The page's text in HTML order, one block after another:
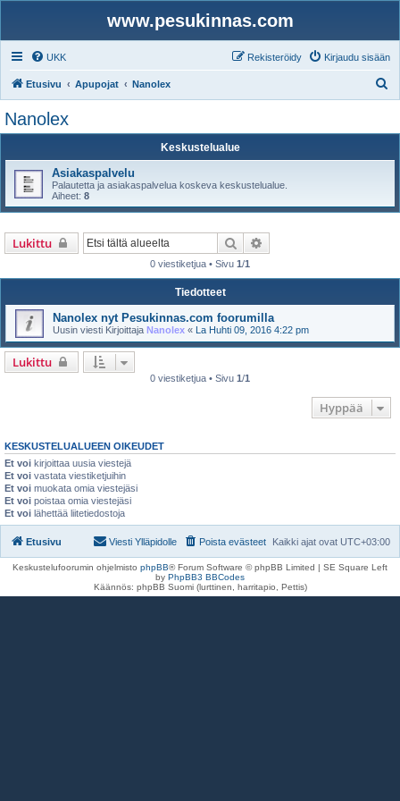
www.pesukinnas.com
UKK Kirjaudu sisään
Rekisteröidy
Etusivu Apupojat Nanolex
Nanolex
Keskustelualue
Asiakaspalvelu
Palautetta ja asiakaspalvelua koskeva keskustelualue.
Aiheet: 8
Lukittu Etsi
0 viestiketjua • Sivu 1/1
Tiedotteet
Nanolex nyt Pesukinnas.com foorumilla
Uusin viesti Kirjoittaja Nanolex « La Huhti 09, 2016 4:22 pm
Lukittu
0 viestiketjua • Sivu 1/1
Hyppää
KESKUSTELUALUEEN OIKEUDET
Et voi kirjoittaa uusia viestejä
Et voi vastata viestiketjuihin
Et voi muokata omia viestejäsi
Et voi poistaa omia viestejäsi
Et voi lähettää liitetiedostoja
Etusivu Kaikki ajat ovat UTC+03:00
Poista evästeet
Viesti Ylläpidolle
Keskustelufoorumin ohjelmisto phpBB® Forum Software © phpBB Limited | SE Square Left
by PhpBB3 BBCodes
Käännös: phpBB Suomi (lurttinen, harritapio, Pettis)